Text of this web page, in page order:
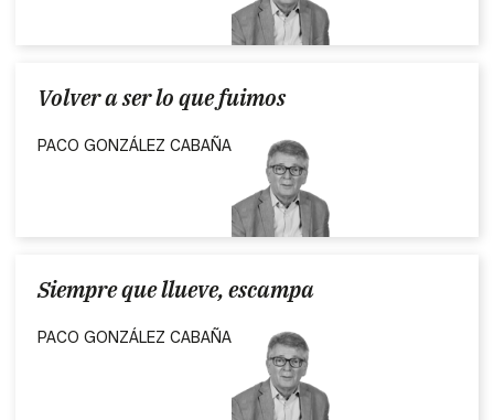
Volver a ser lo que fuimos
PACO GONZÁLEZ CABAÑA
Siempre que llueve, escampa
PACO GONZÁLEZ CABAÑA